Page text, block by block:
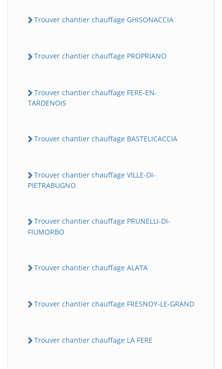
Trouver chantier chauffage GHISONACCIA
Trouver chantier chauffage PROPRIANO
Trouver chantier chauffage FERE-EN-
TARDENOIS
Trouver chantier chauffage BASTELICACCIA
Trouver chantier chauffage VILLE-DI-
PIETRABUGNO
Trouver chantier chauffage PRUNELLI-DI-
FIUMORBO
Trouver chantier chauffage ALATA
Trouver chantier chauffage FRESNOY-LE-GRAND
Trouver chantier chauffage LA FERE